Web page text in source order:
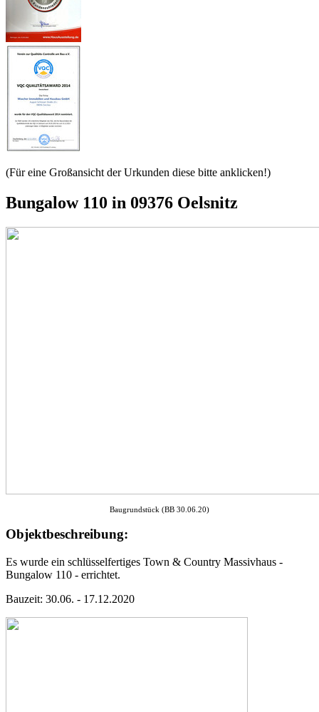
(Für eine Großansicht der Urkunden diese bitte anklicken!)
Bungalow 110 in 09376 Oelsnitz
Baugrundstück (BB 30.06.20)
Objektbeschreibung:
Es wurde ein schlüsselfertiges Town & Country Massivhaus -
Bungalow 110 - errichtet.
Bauzeit: 30.06. - 17.12.2020